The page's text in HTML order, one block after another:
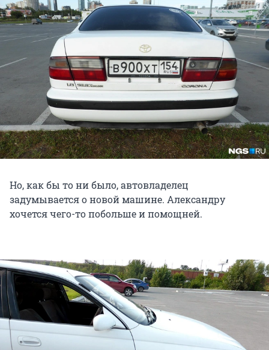
Но, как бы то ни было, автовладелец
задумывается о новой машине. Александру
хочется чего-то побольше и помощней.